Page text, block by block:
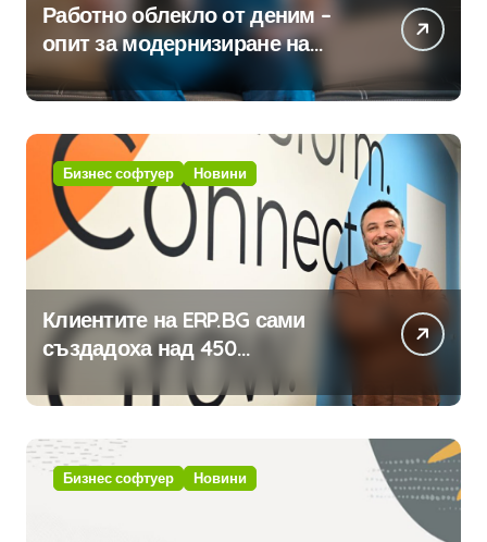
Работно облекло от деним –
опит за модернизиране на
традицията
Бизнес софтуер Новини
Клиентите на ERP.BG сами
създадоха над 450
приложения за ERP системата
с помощта на вградения в нея
изкуствен интелект
Бизнес софтуер Новини